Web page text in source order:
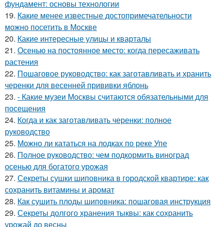
фундамент: основы технологии
19. Какие менее известные достопримечательности
можно посетить в Москве
20. Какие интересные улицы и кварталы
21. Осенью на постоянное место: когда пересаживать
растения
22. Пошаговое руководство: как заготавливать и хранить
черенки для весенней прививки яблонь
23. - Какие музеи Москвы считаются обязательными для
посещения
24. Когда и как заготавливать черенки: полное
руководство
25. Можно ли кататься на лодках по реке Упе
26. Полное руководство: чем подкормить виноград
осенью для богатого урожая
27. Секреты сушки шиповника в городской квартире: как
сохранить витамины и аромат
28. Как сушить плоды шиповника: пошаговая инструкция
29. Секреты долгого хранения тыквы: как сохранить
урожай до весны